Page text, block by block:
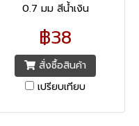
0.7 มม สีน้ำเงิน
฿38
สั่งซื้อสินค้า
เปรียบเทียบ